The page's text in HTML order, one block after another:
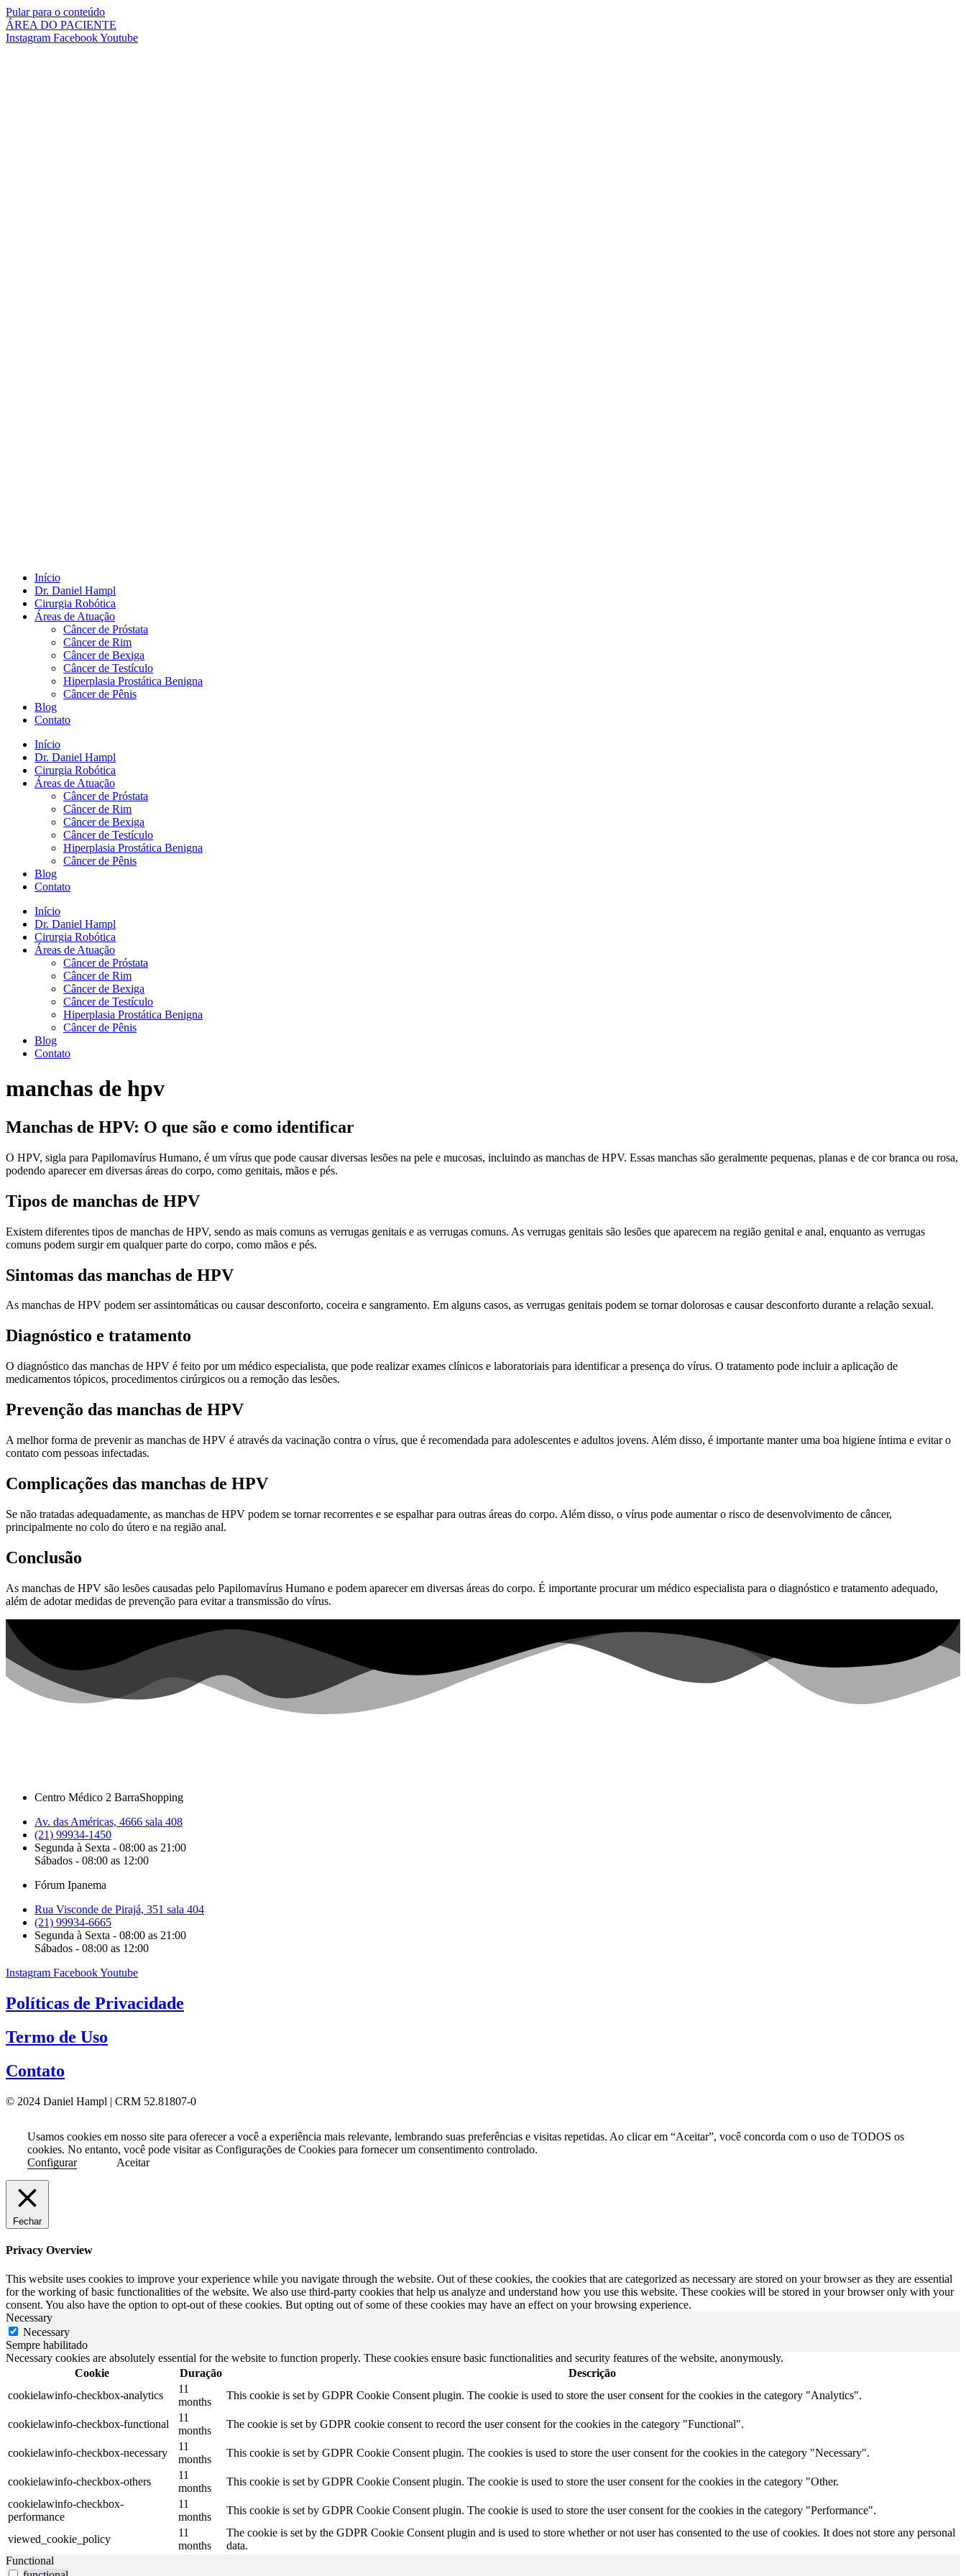
Pular para o conteúdo
ÁREA DO PACIENTE
Instagram FacebookYoutube
Início
Dr. Daniel Hampl
Cirurgia Robótica
Áreas de Atuação
Câncer de Próstata
Câncer de Rim
Câncer de Bexiga
Câncer de Testículo
Hiperplasia Prostática Benigna
Câncer de Pênis
Blog
Contato
Início
Dr. Daniel Hampl
Cirurgia Robótica
Áreas de Atuação
Câncer de Próstata
Câncer de Rim
Câncer de Bexiga
Câncer de Testículo
Hiperplasia Prostática Benigna
Câncer de Pênis
Blog
Contato
Início
Dr. Daniel Hampl
Cirurgia Robótica
Áreas de Atuação
Câncer de Próstata
Câncer de Rim
Câncer de Bexiga
Câncer de Testículo
Hiperplasia Prostática Benigna
Câncer de Pênis
Blog
Contato
manchas de hpv
Manchas de HPV: O que são e como identificar
O HPV, sigla para Papilomavírus Humano, é um vírus que pode causar diversas lesões na pele e mucosas, incluindo as manchas de HPV. Essas manchas são geralmente pequenas, planas e de cor branca ou rosa,
podendo aparecer em diversas áreas do corpo, como genitais, mãos e pés.
Tipos de manchas de HPV
Existem diferentes tipos de manchas de HPV, sendo as mais comuns as verrugas genitais e as verrugas comuns. As verrugas genitais são lesões que aparecem na região genital e anal, enquanto as verrugas
comuns podem surgir em qualquer parte do corpo, como mãos e pés.
Sintomas das manchas de HPV
As manchas de HPV podem ser assintomáticas ou causar desconforto, coceira e sangramento. Em alguns casos, as verrugas genitais podem se tornar dolorosas e causar desconforto durante a relação sexual.
Diagnóstico e tratamento
O diagnóstico das manchas de HPV é feito por um médico especialista, que pode realizar exames clínicos e laboratoriais para identificar a presença do vírus. O tratamento pode incluir a aplicação de
medicamentos tópicos, procedimentos cirúrgicos ou a remoção das lesões.
Prevenção das manchas de HPV
A melhor forma de prevenir as manchas de HPV é através da vacinação contra o vírus, que é recomendada para adolescentes e adultos jovens. Além disso, é importante manter uma boa higiene íntima e evitar o
contato com pessoas infectadas.
Complicações das manchas de HPV
Se não tratadas adequadamente, as manchas de HPV podem se tornar recorrentes e se espalhar para outras áreas do corpo. Além disso, o vírus pode aumentar o risco de desenvolvimento de câncer,
principalmente no colo do útero e na região anal.
Conclusão
As manchas de HPV são lesões causadas pelo Papilomavírus Humano e podem aparecer em diversas áreas do corpo. É importante procurar um médico especialista para o diagnóstico e tratamento adequado,
além de adotar medidas de prevenção para evitar a transmissão do vírus.
Centro Médico 2 BarraShopping
Av. das Américas, 4666 sala 408
(21) 99934-1450
Segunda à Sexta - 08:00 as 21:00
Sábados - 08:00 as 12:00
Fórum Ipanema
Rua Visconde de Pirajá, 351 sala 404
(21) 99934-6665
Segunda à Sexta - 08:00 as 21:00
Sábados - 08:00 as 12:00
Instagram FacebookYoutube
Políticas de Privacidade
Termo de Uso
Contato
© 2024 Daniel Hampl | CRM 52.81807-0
Usamos cookies em nosso site para oferecer a você a experiência mais relevante, lembrando suas preferências e visitas repetidas. Ao clicar em “Aceitar”, você concorda com o uso de TODOS os
cookies. No entanto, você pode visitar as Configurações de Cookies para fornecer um consentimento controlado.
Configurar
Aceitar
Fechar
Privacy Overview
This website uses cookies to improve your experience while you navigate through the website. Out of these cookies, the cookies that are categorized as necessary are stored on your browser as they are essential
for the working of basic functionalities of the website. We also use third-party cookies that help us analyze and understand how you use this website. These cookies will be stored in your browser only with your
consent. You also have the option to opt-out of these cookies. But opting out of some of these cookies may have an effect on your browsing experience.
Necessary
Necessary
Sempre habilitado
Necessary cookies are absolutely essential for the website to function properly. These cookies ensure basic functionalities and security features of the website, anonymously.
Cookie
Duração
Descrição
cookielawinfo-checkbox-analytics
11
months
This cookie is set by GDPR Cookie Consent plugin. The cookie is used to store the user consent for the cookies in the category "Analytics".
cookielawinfo-checkbox-functional
11
months
The cookie is set by GDPR cookie consent to record the user consent for the cookies in the category "Functional".
cookielawinfo-checkbox-necessary
11
months
This cookie is set by GDPR Cookie Consent plugin. The cookies is used to store the user consent for the cookies in the category "Necessary".
cookielawinfo-checkbox-others
11
months
This cookie is set by GDPR Cookie Consent plugin. The cookie is used to store the user consent for the cookies in the category "Other.
cookielawinfo-checkbox-
performance
11
months
This cookie is set by GDPR Cookie Consent plugin. The cookie is used to store the user consent for the cookies in the category "Performance".
viewed_cookie_policy
11
months
The cookie is set by the GDPR Cookie Consent plugin and is used to store whether or not user has consented to the use of cookies. It does not store any personal
data.
Functional